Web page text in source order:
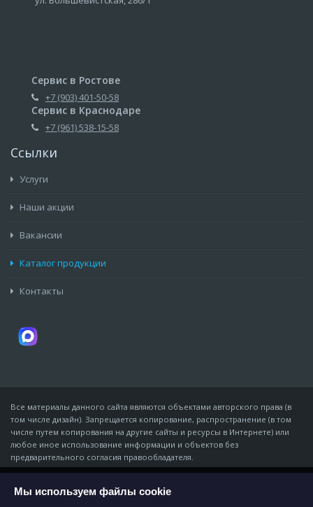
Сервис в Ростове
+7 (903) 401-50-58
Сервис в Краснодаре
+7 (961) 538-15-58
Ссылки
Услуги
Наши акции
Вакансии
Каталог продукции
Контакты
Все материалы данного сайта являются объектами авторского права (в
том числе дизайн). Запрещается копирование, распространение (в том
числе путем копирования на другие сайты и ресурсы в Интернете) или
любое иное использование информации и объектов без
предварительного согласия правообладателя.
© Компания «Мидон», 2007 - 06 августа 2026
ИП Золотарёв Владимир Владимирович · ИНН 611343965168 · ОГРНИП
На этом веб-сайте используются файлы
cookies, которые обеспечивают работу всех
Мы используем файлы cookie